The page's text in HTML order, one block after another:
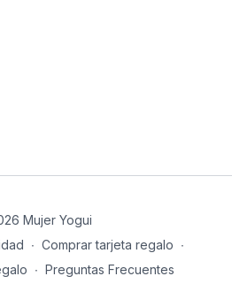
Mujer Yogui
∙ Comprar tarjeta regalo ∙
∙ Preguntas Frecuentes